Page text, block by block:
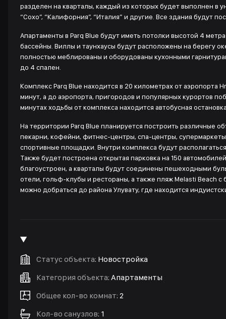
разделен на кварталы, каждый из которых будет выполнен в
“Сохо”, “Калифорния”, “Италия” и другие. Все здания будут
Апартаменты в Parq Blue будут иметь потолки высотой 4
бассейны. Виллы и таунхаусы будут расположены на берегу
полностью меблированы и оборудованы кухонными
до 4 спален.
Комплекс Parq Blue находится в 20 километрах от аэропорта
минут, а до аэропорта, пригородов и популярных курортов
минутах ходьбы от комплекса находится автобусная
На территории Parq Blue планируется построить различные
пекарни, кофейни, фитнес-центры, спа-центры,
спортивные площадки. Внутри комплекса будут
Также будет построена открытая парковка на 150
благоустроен, а кварталы будут соединены пешеходными
отели, гольф-клубы и рестораны, а также пляж Melasti Beach
можно добраться до района Улувату, где находится
Статус объекта: Новостройка
Категория объекта: Апартаменты
Общее кол-во комнат: 2
Кол-во санузлов: 1